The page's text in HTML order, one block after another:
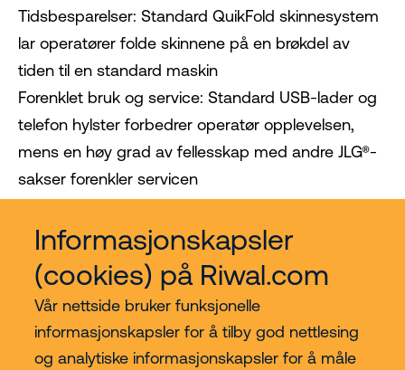
Informasjonskapsler
(cookies) på Riwal.com
Vår nettside bruker funksjonelle
informasjonskapsler for å tilby god nettlesing
og analytiske informasjonskapsler for å måle
Tidsbesparelser: Standard QuikFold skinnesystem
lar operatører folde skinnene på en brøkdel av
tiden til en standard maskin
Forenklet bruk og service: Standard USB-lader og
telefon hylster forbedrer operatør opplevelsen,
mens en høy grad av fellesskap med andre JLG®-
sakser forenkler servicen